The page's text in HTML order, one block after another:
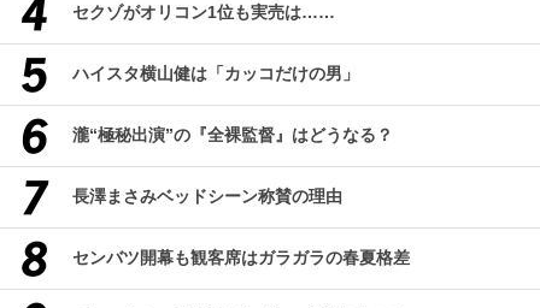
セクゾがオリコン1位も実売は……
ハイスタ横山健は「カッコだけの男」
瀧“極秘出演”の『全裸監督』はどうなる？
長澤まさみベッドシーン称賛の理由
センバツ開幕も観客席はガラガラの春夏格差